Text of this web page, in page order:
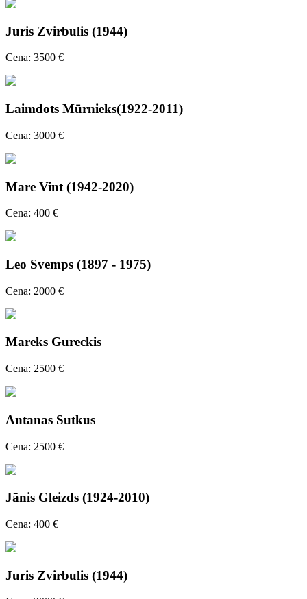
Juris Zvirbulis (1944)
Cena: 3500 €
Laimdots Mūrnieks(1922-2011)
Cena: 3000 €
Mare Vint (1942-2020)
Cena: 400 €
Leo Svemps (1897 - 1975)
Cena: 2000 €
Mareks Gureckis
Cena: 2500 €
Antanas Sutkus
Cena: 2500 €
Jānis Gleizds (1924-2010)
Cena: 400 €
Juris Zvirbulis (1944)